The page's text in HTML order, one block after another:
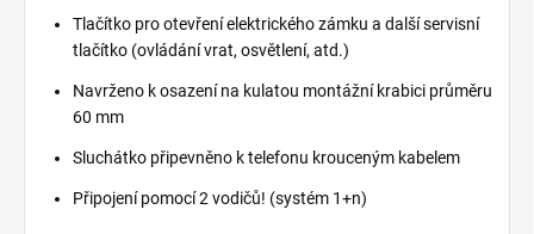
Tlačítko pro otevření elektrického zámku a další servisní
tlačítko (ovládání vrat, osvětlení, atd.)
Navrženo k osazení na kulatou montážní krabici průměru
60 mm
Sluchátko připevněno k telefonu krouceným kabelem
Připojení pomocí 2 vodičů! (systém 1+n)